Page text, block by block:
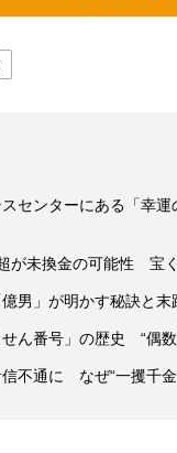
スセンターにある「幸
が未換金の可能性 宝
男」が明かす秘訣と末
ん番号」の歴史 “偶
不通に なぜ“一攫千金